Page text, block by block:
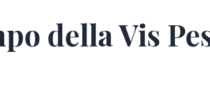
della Vis